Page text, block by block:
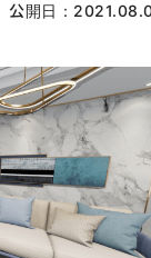
公開日：